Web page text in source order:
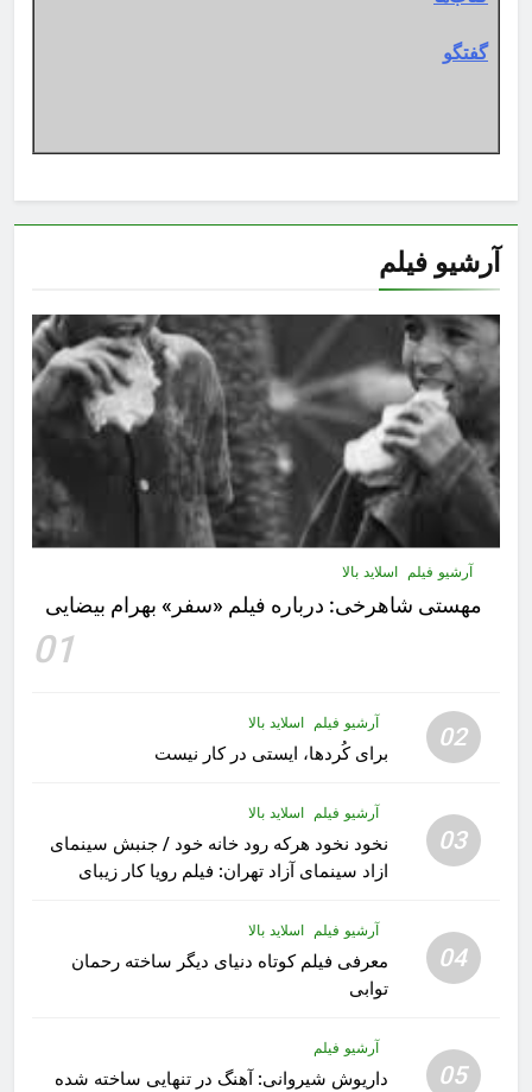
گفتگو
آرشیو فیلم
آرشیو فیلم اسلاید بالا
مهستى شاهرخى:‌ درباره فيلم «سفر» بهرام بیضایی
01
02 آرشیو فیلم اسلاید بالا
برای کُردها، ایستی در کار نیست
03
آرشیو فیلم اسلاید بالا
نخود نخود هرکه رود خانه خود / جنبش سینمای
ازاد سینمای آزاد تهران: فیلم رویا کار زیبای
04
آرشیو فیلم اسلاید بالا
معرفی فیلم کوتاه دنیای دیگر ساخته رحمان
توابی
05
آرشیو فیلم
داریوش شیروانی: آهنگ در تنهایی ساخته شده